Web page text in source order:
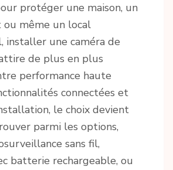
protéger une maison, un
même un local
installer une caméra de
de plus en plus
performance haute
connectées et
le choix devient
parmi les options,
sans fil,
batterie rechargeable, ou